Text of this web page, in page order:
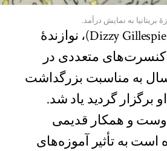
به نمایش درآمد.
از دیزنی گلیسپی (Dizzy Gillespie)، نوازندۀ
کنسرت‌های متعددی در
به مناسبت بزرگداشت
برگزار گردید یاد شد.
و همکار قدیمی
به تأثیر آموزه‌های